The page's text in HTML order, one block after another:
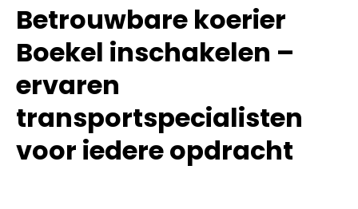
Betrouwbare koerier
Boekel inschakelen –
ervaren
transportspecialisten
voor iedere opdracht